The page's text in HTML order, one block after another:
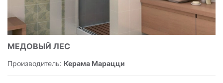
МЕДОВЫЙ ЛЕС
Производитель: Керама Марацци